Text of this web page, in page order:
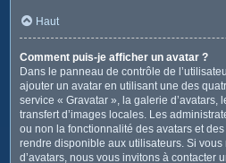
Haut
Comment puis-je afficher un avatar ?
Dans le panneau de contrôle de
ajouter un avatar en utilisant une des
service « Gravatar », la galerie d’avatars,
transfert d’images locales. Les
ou non la fonctionnalité des avatars et
rendre disponible aux utilisateurs. Si
d’avatars, nous vous invitons à contacter